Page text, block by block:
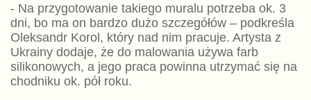
- Na przygotowanie takiego muralu potrzeba ok. 3
dni, bo ma on bardzo dużo szczegółów – podkreśla
Oleksandr Korol, który nad nim pracuje. Artysta z
Ukrainy dodaje, że do malowania używa farb
silikonowych, a jego praca powinna utrzymać się na
chodniku ok. pół roku.